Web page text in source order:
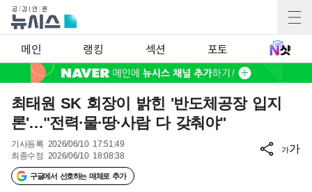
메인 랭킹 섹션 포토
최태원 SK 회장이 밝힌 '반도체공장 입지
론'…"전력·물·땅·사람 다 갖춰야"
기사등록 2026/06/10 17:51:49
최종수정 2026/06/10 18:08:38
구글에서 선호하는 매체로 추가
가가